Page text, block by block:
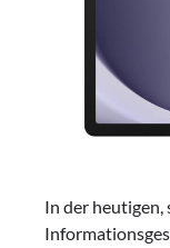
In der heutigen,